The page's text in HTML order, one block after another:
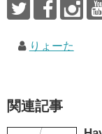
りょーた
関連記事